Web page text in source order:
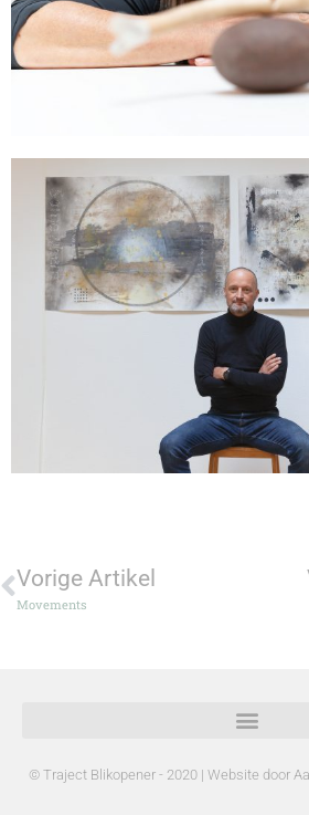
Vorige Artikel
Movements
© Traject Blikopener - 2020 | Website door